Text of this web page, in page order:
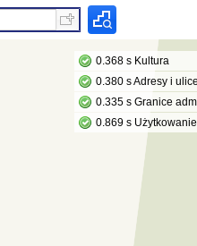
0.368 s Kultura
0.380 s Adresy i ulice
0.335 s Granice
0.869 s Użytkowanie